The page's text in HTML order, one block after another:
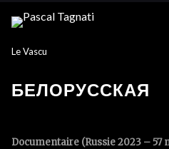
Le Vascu
БЕЛОРУССКАЯ
Documentaire (Russie 2023 – 57